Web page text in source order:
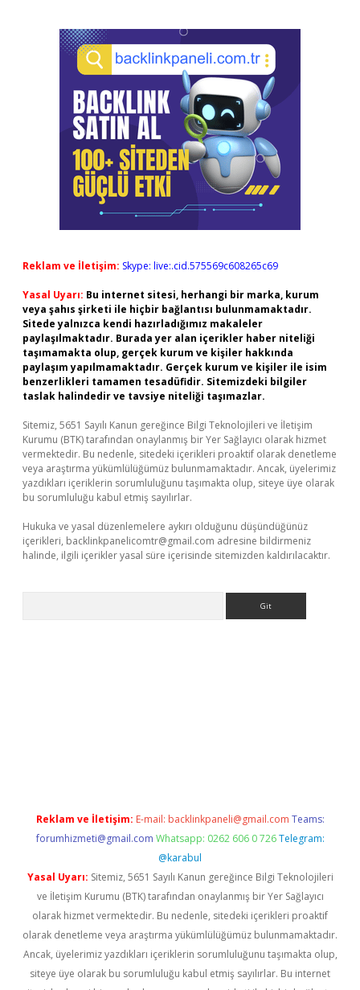
Reklam ve İletişim: Skype: live:.cid.575569c608265c69
Yasal Uyarı: Bu internet sitesi, herhangi bir marka, kurum
veya şahıs şirketi ile hiçbir bağlantısı bulunmamaktadır.
Sitede yalnızca kendi hazırladığımız makaleler
paylaşılmaktadır. Burada yer alan içerikler haber niteliği
taşımamakta olup, gerçek kurum ve kişiler hakkında
paylaşım yapılmamaktadır. Gerçek kurum ve kişiler ile isim
benzerlikleri tamamen tesadüfidir. Sitemizdeki bilgiler
taslak halindedir ve tavsiye niteliği taşımazlar.
Sitemiz, 5651 Sayılı Kanun gereğince Bilgi Teknolojileri ve İletişim
Kurumu (BTK) tarafından onaylanmış bir Yer Sağlayıcı olarak hizmet
vermektedir. Bu nedenle, sitedeki içerikleri proaktif olarak denetleme
veya araştırma yükümlülüğümüz bulunmamaktadır. Ancak, üyelerimiz
yazdıkları içeriklerin sorumluluğunu taşımakta olup, siteye üye olarak
bu sorumluluğu kabul etmiş sayılırlar.
Hukuka ve yasal düzenlemelere aykırı olduğunu düşündüğünüz
içerikleri, backlinkpanelicomtr@gmail.com adresine bildirmeniz
halinde, ilgili içerikler yasal süre içerisinde sitemizden kaldırılacaktır.
Reklam ve İletişim: E-mail: backlinkpaneli@gmail.com Teams:
forumhizmeti@gmail.com Whatsapp: 0262 606 0 726 Telegram:
@karabul
Yasal Uyarı: Sitemiz, 5651 Sayılı Kanun gereğince Bilgi Teknolojileri
ve İletişim Kurumu (BTK) tarafından onaylanmış bir Yer Sağlayıcı
olarak hizmet vermektedir. Bu nedenle, sitedeki içerikleri proaktif
olarak denetleme veya araştırma yükümlülüğümüz bulunmamaktadır.
Ancak, üyelerimiz yazdıkları içeriklerin sorumluluğunu taşımakta olup,
siteye üye olarak bu sorumluluğu kabul etmiş sayılırlar. Bu internet